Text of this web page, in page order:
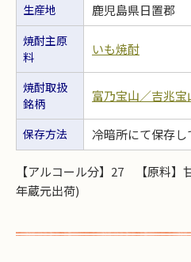
生産地 鹿児島県日置郡
焼酎主原
料
いも焼酎
焼酎取扱
銘柄
富乃宝山／吉兆
保存方法 冷暗所にて保存し
【アルコール分】27 【原料】
年蔵元出荷)